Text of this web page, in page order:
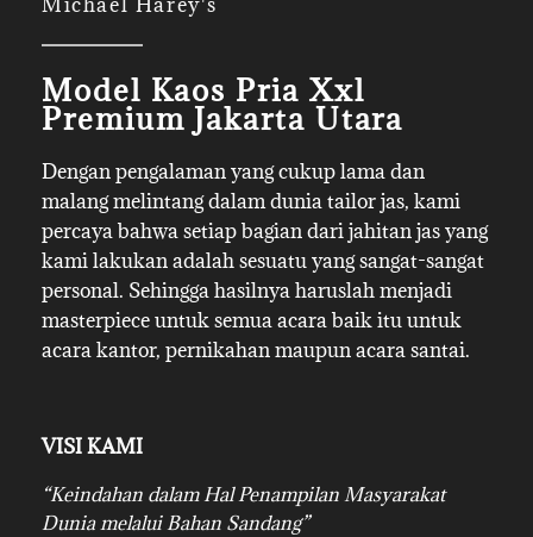
Model Kaos Pria Xxl
Premium Jakarta Utara
Dengan pengalaman yang cukup lama dan
malang melintang dalam dunia tailor jas, kami
percaya bahwa setiap bagian dari jahitan jas yang
kami lakukan adalah sesuatu yang sangat-sangat
personal. Sehingga hasilnya haruslah menjadi
masterpiece untuk semua acara baik itu untuk
acara kantor, pernikahan maupun acara santai.
VISI KAMI
“Keindahan dalam Hal Penampilan Masyarakat
Dunia melalui Bahan Sandang”